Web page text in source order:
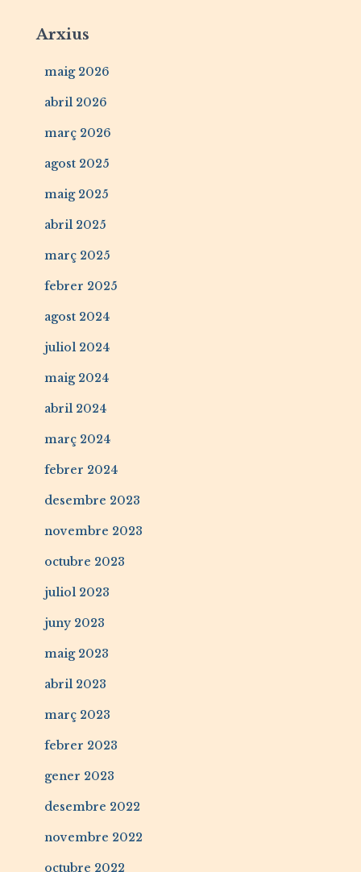
Arxius
maig 2026
abril 2026
març 2026
agost 2025
maig 2025
abril 2025
març 2025
febrer 2025
agost 2024
juliol 2024
maig 2024
abril 2024
març 2024
febrer 2024
desembre 2023
novembre 2023
octubre 2023
juliol 2023
juny 2023
maig 2023
abril 2023
març 2023
febrer 2023
gener 2023
desembre 2022
novembre 2022
octubre 2022